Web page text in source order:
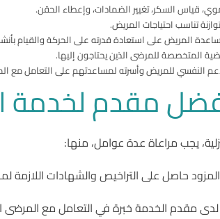
قياس السكر، تغيير الضمادات، وإعطاء الحقن.
تناسب احتياجات المريض.
المريض على استعادة قدرته على الحركة والقيام
المتخصصة للمرضى الذين يحتاجون إليها.
النفسي للمريض وأسرته لمساعدتهم على التعامل مع
مقدم لخدمة
يجب مراعاة عدة عوامل، منها:
حاصل على التراخيص والشهادات اللازمة
مقدم الخدمة خبرة في التعامل مع المرضى